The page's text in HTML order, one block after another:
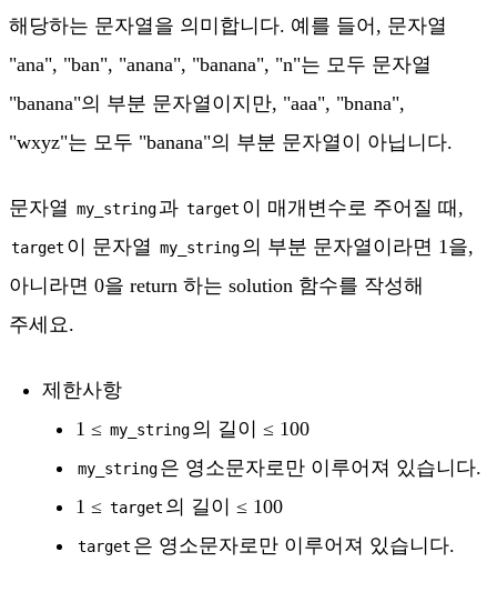
해당하는 문자열을 의미합니다. 예를 들어, 문자열
"ana", "ban", "anana", "banana", "n"는 모두 문자열
"banana"의 부분 문자열이지만, "aaa", "bnana",
"wxyz"는 모두 "banana"의 부분 문자열이 아닙니다.
문자열 my_string과 target 이 매개변수로 주어질 때,
target 이 문자열 my_string의 부분 문자열이라면 1을,
아니라면 0을 return 하는 solution 함수를 작성해
주세요.
제한사항
1 ≤ my_string의 길이 ≤ 100
my_string은 영소문자로만 이루어져 있습니다.
1 ≤ target 의 길이 ≤ 100
target 은 영소문자로만 이루어져 있습니다.